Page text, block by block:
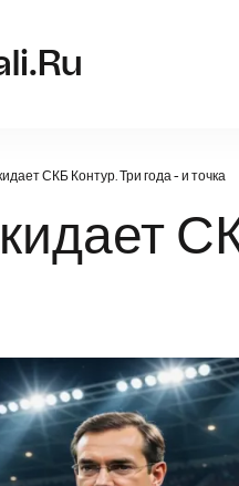
СКБ Контур. Три года - и точка